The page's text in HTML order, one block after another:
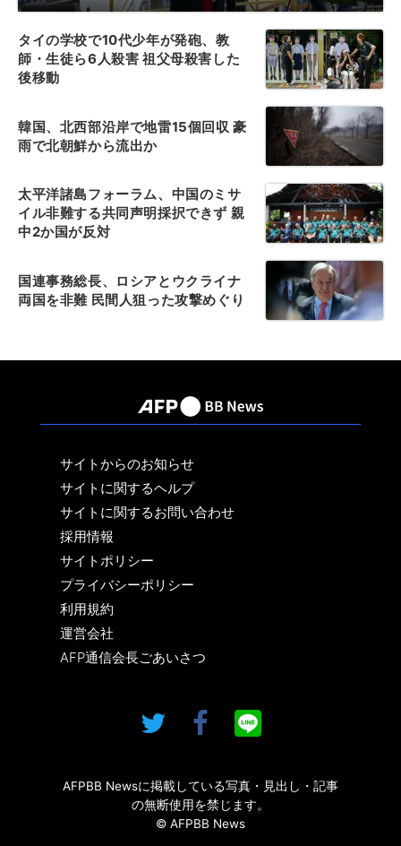
タイの学校で10代少年が発砲、教
師・生徒ら6人殺害 祖父母殺害した
後移動
韓国、北西部沿岸で地雷15個回収 豪
雨で北朝鮮から流出か
太平洋諸島フォーラム、中国のミサ
イル非難する共同声明採択できず 親
中2か国が反対
国連事務総長、ロシアとウクライナ
両国を非難 民間人狙った攻撃めぐり
サイトからのお知らせ
サイトに関するヘルプ
サイトに関するお問い合わせ
採用情報
サイトポリシー
プライバシーポリシー
利用規約
運営会社
AFP通信会長ごあいさつ
AFPBB Newsに掲載している写真・見出し・記事
の無断使用を禁じます。
© AFPBB News